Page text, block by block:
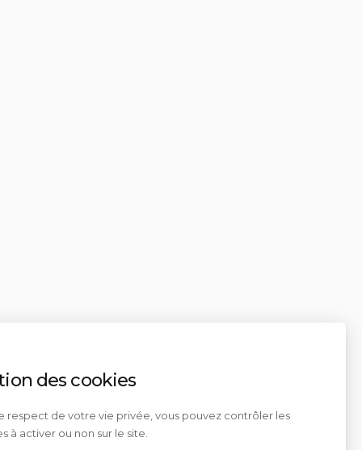
des cookies
respect de votre vie privée, vous pouvez contrôler les
à activer ou non sur le site.